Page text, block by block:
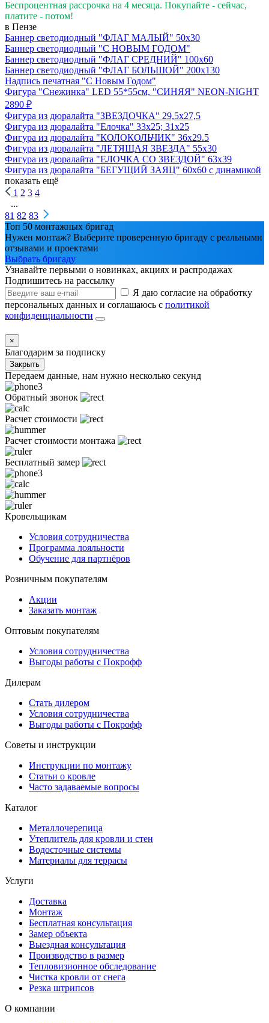
Беспроцентная рассрочка на 4 месяца. Покупайте - сейчас,
платите - потом!
в Пензе
Баннер светодиодный "ФЛАГ МАЛЫЙ" 50х30
Баннер светодиодный "С НОВЫМ ГОДОМ"
Баннер светодиодный "ФЛАГ СРЕДНИЙ" 100х60
Баннер светодиодный "ФЛАГ БОЛЬШОЙ" 200х130
Надпись печатная "С Новым Годом"
Фигура "Снежинка" LED 55*55см, "СИНЯЯ" NEON-NIGHT
2890 ₽
Фигура из дюралайта "ЗВЕЗДОЧКА" 29,5х27,5
Фигура из дюралайта "Елочка" 33х25; 31х25
Фигура из дюралайта "КОЛОКОЛЬЧИК" 36х29.5
Фигура из дюралайта "ЛЕТЯЩАЯ ЗВЕЗДА" 55х30
Фигура из дюралайта "ЕЛОЧКА СО ЗВЕЗДОЙ" 63х39
Фигура из дюралайта "БЕГУЩИЙ ЗАЯЦ" 60х60 с динамикой
показать ещё
1 2 3 4
...
81 82 83
Топ 50 монтажных бригад
Нужен монтаж? Выберите проверенную бригаду с реальными
отзывами и проектами
Выбрать бригаду
Узнавайте первыми о новинках, акциях и распродажах
Подпишитесь на рассылку
Я даю согласие на обработку
персональных данных и соглашаюсь с политикой
конфиденциальности
×
Благодарим за подписку
Закрыть
Передаем данные, нам нужно несколько секунд
Обратный звонок
Расчет стоимости
Расчет стоимости монтажа
Бесплатный замер
Кровельщикам
Условия сотрудничества
Программа лояльности
Обучение для партнёров
Розничным покупателям
Акции
Заказать монтаж
Оптовым покупателям
Условия сотрудничества
Выгоды работы с Покрофф
Дилерам
Стать дилером
Условия сотрудничества
Выгоды работы с Покрофф
Советы и инструкции
Инструкции по монтажу
Статьи о кровле
Часто задаваемые вопросы
Каталог
Металлочерепица
Утеплитель для кровли и стен
Водосточные системы
Материалы для террасы
Услуги
Доставка
Монтаж
Бесплатная консультация
Замер объекта
Выездная консультация
Производство в размер
Тепловизионное обследование
Чистка кровли от снега
Резка штрипсов
О компании